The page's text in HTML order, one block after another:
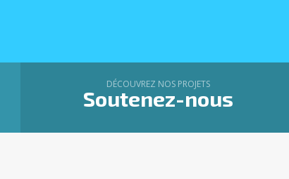
DÉCOUVREZ NOS PROJETS
Soutenez-nous